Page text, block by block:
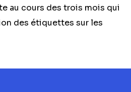
au cours des trois mois qui
des étiquettes sur les